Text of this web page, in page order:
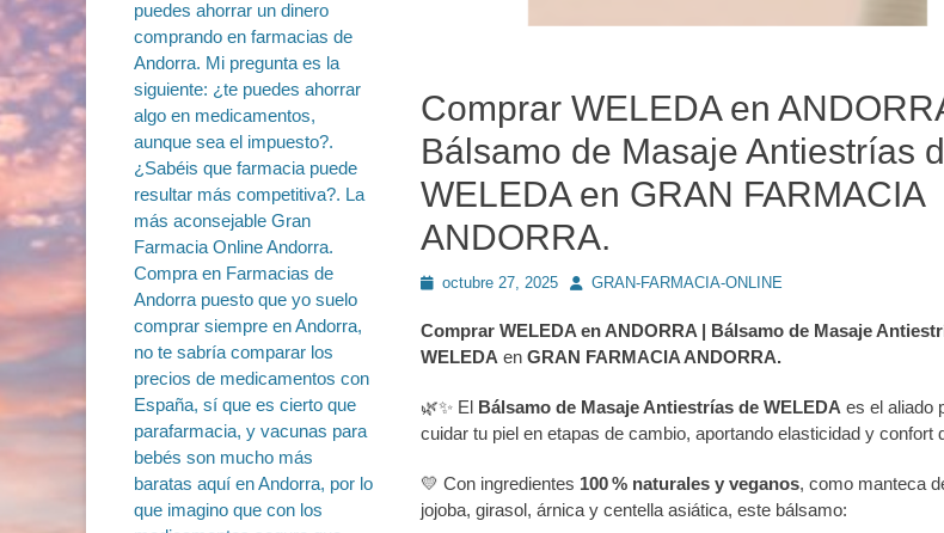
Comprar WELEDA en
Bálsamo de Masaje Antiestrías
WELEDA en GRAN FARMACIA
ANDORRA.
Publicado
octubre 27, 2025 AutorGRAN-FARMACIA-ONLINE
Comprar WELEDA en ANDORRA | Bálsamo de Masaje
WELEDA en GRAN FARMACIA ANDORRA.
🌿✨ El Bálsamo de Masaje Antiestrías de WELEDA es el aliado
cuidar tu piel en etapas de cambio, aportando elasticidad y confort
💛 Con ingredientes 100 % naturales y veganos, como manteca
jojoba, girasol, árnica y centella asiática, este bálsamo: